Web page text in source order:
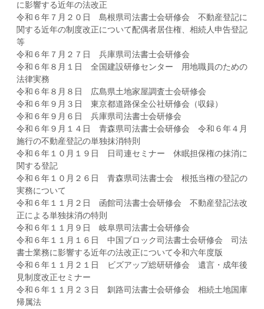
に影響する近年の法改正
令和６年７月２０日 島根県司法書士会研修会 不動産登記に
関する近年の制度改正について配偶者居住権、相続人申告登記
等
令和６年７月２７日 兵庫県司法書士会研修会
令和６年８月１日 全国建設研修センター 用地職員のための
法律実務
令和６年８月８日 広島県土地家屋調査士会研修会
令和６年９月３日 東京都道路保全公社研修会（収録）
令和６年９月６日 兵庫県司法書士会研修会
令和６年９月１４日 青森県司法書士会研修会 令和６年４月
施行の不動産登記の単独抹消特則
令和６年１０月１９日 日司連セミナー 休眠担保権の抹消に
関する登記
令和６年１０月２６日 青森県司法書士会 根抵当権の登記の
実務について
令和６年１１月２日 函館司法書士会研修会 不動産登記法改
正による単独抹消の特則
令和６年１１月９日 岐阜県司法書士会研修会
令和６年１１月１６日 中国ブロック司法書士会研修会 司法
書士業務に影響する近年の法改正について令和六年度版
令和６年１１月２１日 ビズアップ総研研修会 遺言・成年後
見制度改正セミナー
令和６年１１月２３日 釧路司法書士会研修会 相続土地国庫
帰属法